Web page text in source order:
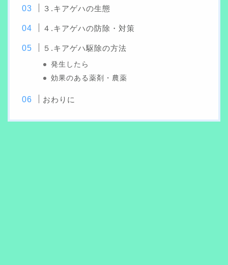
３.キアゲハの生態
４.キアゲハの防除・対策
５.キアゲハ駆除の方法
発生したら
効果のある薬剤・農薬
おわりに